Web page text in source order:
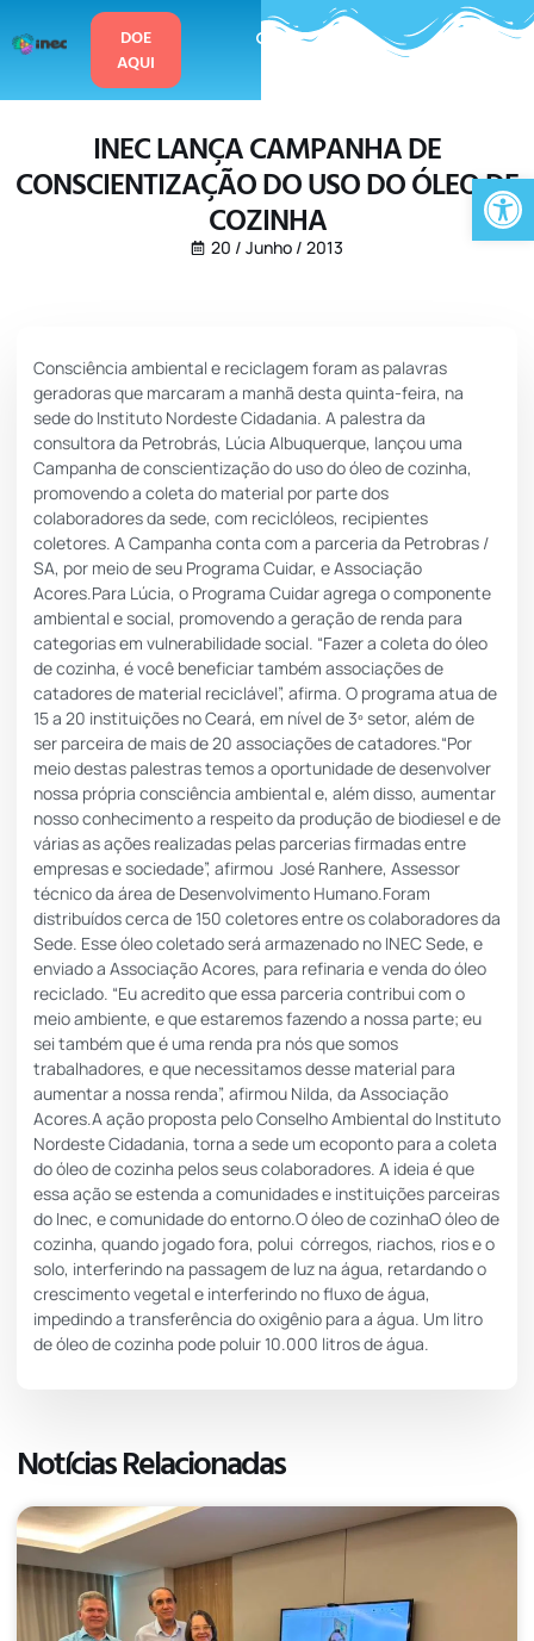
DOE
AQUI
INEC LANÇA CAMPANHA DE
CONSCIENTIZAÇÃO DO USO DO ÓLEO DE
COZINHA
20 / Junho / 2013
Consciência ambiental e reciclagem foram as palavras
geradoras que marcaram a manhã desta quinta-feira, na
sede do Instituto Nordeste Cidadania. A palestra da
consultora da Petrobrás, Lúcia Albuquerque, lançou uma
Campanha de conscientização do uso do óleo de cozinha,
promovendo a coleta do material por parte dos
colaboradores da sede, com reciclóleos, recipientes
coletores. A Campanha conta com a parceria da Petrobras /
SA, por meio de seu Programa Cuidar, e Associação
Acores.Para Lúcia, o Programa Cuidar agrega o componente
ambiental e social, promovendo a geração de renda para
categorias em vulnerabilidade social. “Fazer a coleta do óleo
de cozinha, é você beneficiar também associações de
catadores de material reciclável”, afirma. O programa atua de
15 a 20 instituições no Ceará, em nível de 3º setor, além de
ser parceira de mais de 20 associações de catadores.“Por
meio destas palestras temos a oportunidade de desenvolver
nossa própria consciência ambiental e, além disso, aumentar
nosso conhecimento a respeito da produção de biodiesel e de
várias as ações realizadas pelas parcerias firmadas entre
empresas e sociedade”, afirmou José Ranhere, Assessor
técnico da área de Desenvolvimento Humano.Foram
distribuídos cerca de 150 coletores entre os colaboradores da
Sede. Esse óleo coletado será armazenado no INEC Sede, e
enviado a Associação Acores, para refinaria e venda do óleo
reciclado. “Eu acredito que essa parceria contribui com o
meio ambiente, e que estaremos fazendo a nossa parte; eu
sei também que é uma renda pra nós que somos
trabalhadores, e que necessitamos desse material para
aumentar a nossa renda”, afirmou Nilda, da Associação
Acores.A ação proposta pelo Conselho Ambiental do Instituto
Nordeste Cidadania, torna a sede um ecoponto para a coleta
do óleo de cozinha pelos seus colaboradores. A ideia é que
essa ação se estenda a comunidades e instituições parceiras
do Inec, e comunidade do entorno.O óleo de cozinhaO óleo de
cozinha, quando jogado fora, polui córregos, riachos, rios e o
solo, interferindo na passagem de luz na água, retardando o
crescimento vegetal e interferindo no fluxo de água,
impedindo a transferência do oxigênio para a água. Um litro
de óleo de cozinha pode poluir 10.000 litros de água.
Notícias Relacionadas